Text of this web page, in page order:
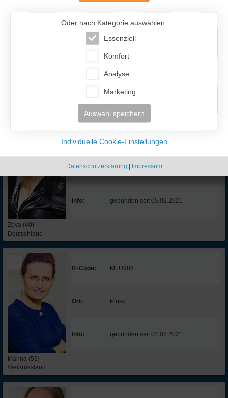
Zoya (40)
Deutschland
Ort:
Info: gebunden seit 05.02.2021
Marina (53)
Weißrussland
IF-Code: MLU986
Ort: Pinsk
Info: gebunden seit 04.02.2021
Oder nach Kategorie auswählen:
Essenziell
Komfort
Analyse
Marketing
Auswahl speichern
Individuelle Cookie-Einstellungen
Datenschutzerklärung | Impressum